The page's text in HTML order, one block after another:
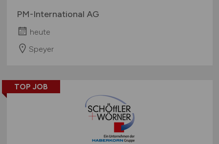
PM-International AG
heute
Speyer
TOP JOB